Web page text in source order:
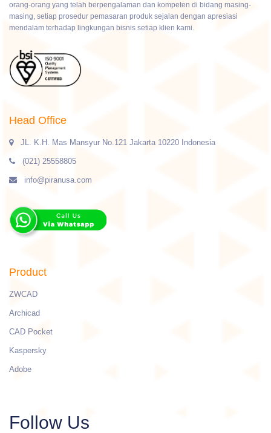
orang-orang yang telah berpengalaman dan kompeten di bidang masing-
masing, setiap prosedur pemasaran produk sejalan dengan apresiasi
mendalam terhadap lingkungan bisnis setiap klien kami.
Head Office
JL. K.H. Mas Mansyur No.121 Jakarta 10220 Indonesia
(021) 25558805
info@piranusa.com
Product
ZWCAD
Archicad
CAD Pocket
Kaspersky
Adobe
Follow Us